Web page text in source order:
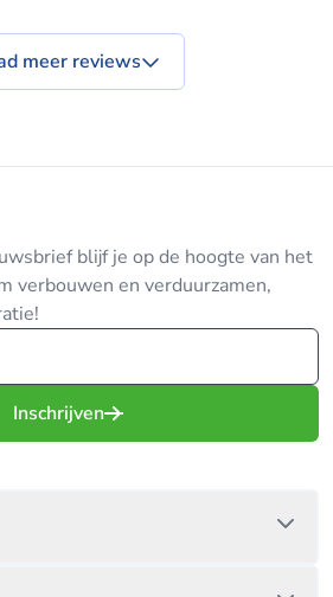
meer reviews
blijf je op de hoogte van het
verbouwen en verduurzamen,
Inschrijven